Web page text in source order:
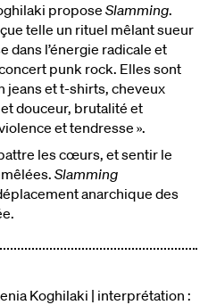
propose Slamming.
telle un rituel mêlant sueur
dans l’énergie radicale et
punk rock. Elles sont
jeans et t-shirts, cheveux
douceur, brutalité et
et tendresse ».
les cœurs, et sentir le
Slamming
anarchique des
Koghilaki | interprétation :